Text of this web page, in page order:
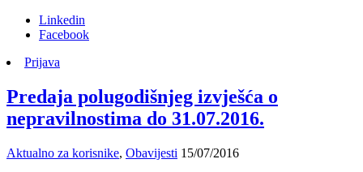
Linkedin
Facebook
Prijava
Predaja polugodišnjeg izvješća o
nepravilnostima do 31.07.2016.
Aktualno za korisnike, Obavijesti 15/07/2016